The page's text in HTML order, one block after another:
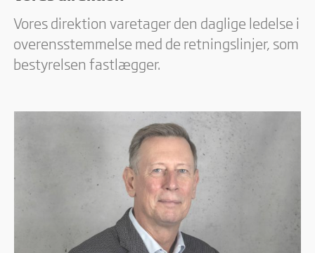
Vores direktion varetager den daglige ledelse i
overensstemmelse med de retningslinjer, som
bestyrelsen fastlægger.